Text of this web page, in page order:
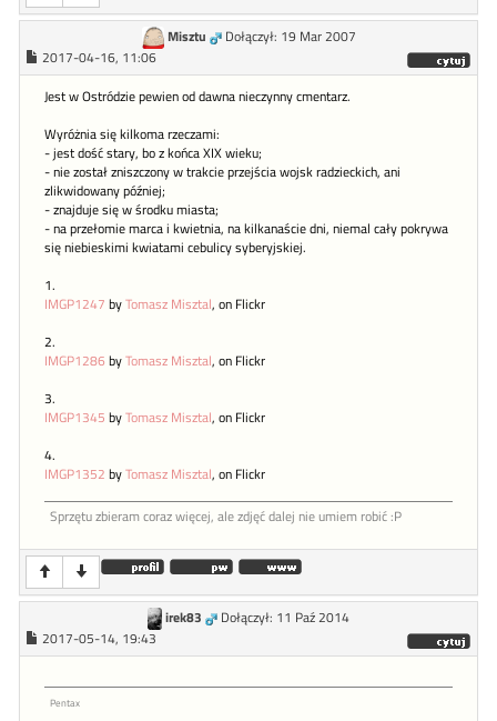
Misztu
Dołączył: 19 Mar 2007
2017-04-16, 11:06
Jest w Ostródzie pewien od dawna nieczynny cmentarz.
Wyróżnia się kilkoma rzeczami:
- jest dość stary, bo z końca XIX wieku;
- nie został zniszczony w trakcie przejścia wojsk radzieckich, ani
zlikwidowany później;
- znajduje się w środku miasta;
- na przełomie marca i kwietnia, na kilkanaście dni, niemal cały pokrywa
się niebieskimi kwiatami cebulicy syberyjskiej.
1.
IMGP1247 byTomasz Misztal, on Flickr
2.
IMGP1286 byTomasz Misztal, on Flickr
3.
IMGP1345 byTomasz Misztal, on Flickr
4.
IMGP1352 byTomasz Misztal, on Flickr
Sprzętu zbieram coraz więcej, ale zdjęć dalej nie umiem robić :P
irek83
Dołączył: 11 Paź 2014
2017-05-14, 19:43
Pentax